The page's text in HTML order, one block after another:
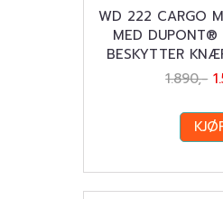
WD 222 CARGO
MED DUPONT®
BESKYTTER
1.890,-